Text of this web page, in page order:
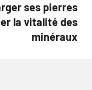
ses pierres
la vitalité des
minéraux